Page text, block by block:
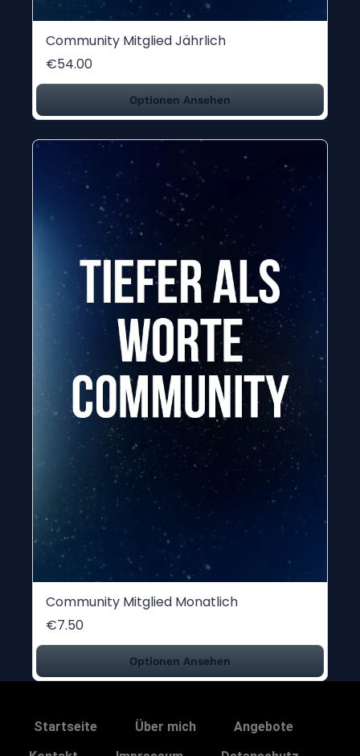
Community Mitglied Jährlich
€54.00
Optionen Ansehen
Community Mitglied Monatlich
€7.50
Optionen Ansehen
Startseite Über mich
Angebote